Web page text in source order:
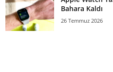
Bahara Kaldı
26 Temmuz 2026